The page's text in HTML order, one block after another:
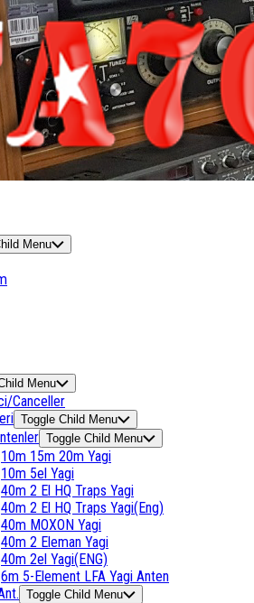
Menu
Menu
Canceller
Toggle Child Menu
Toggle Child Menu
10m 15m 20m Yagi
10m 5el Yagi
40m 2 El HQ Traps Yagi
40m 2 El HQ Traps Yagi(Eng)
40m MOXON Yagi
40m 2 Eleman Yagi
40m 2el Yagi(ENG)
6m 5-Element LFA Yagi Anten
Toggle Child Menu